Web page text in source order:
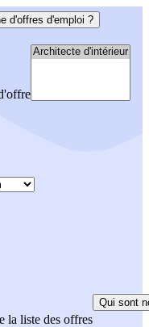
d'offres d'emploi ?
la liste des offres
Qui sont